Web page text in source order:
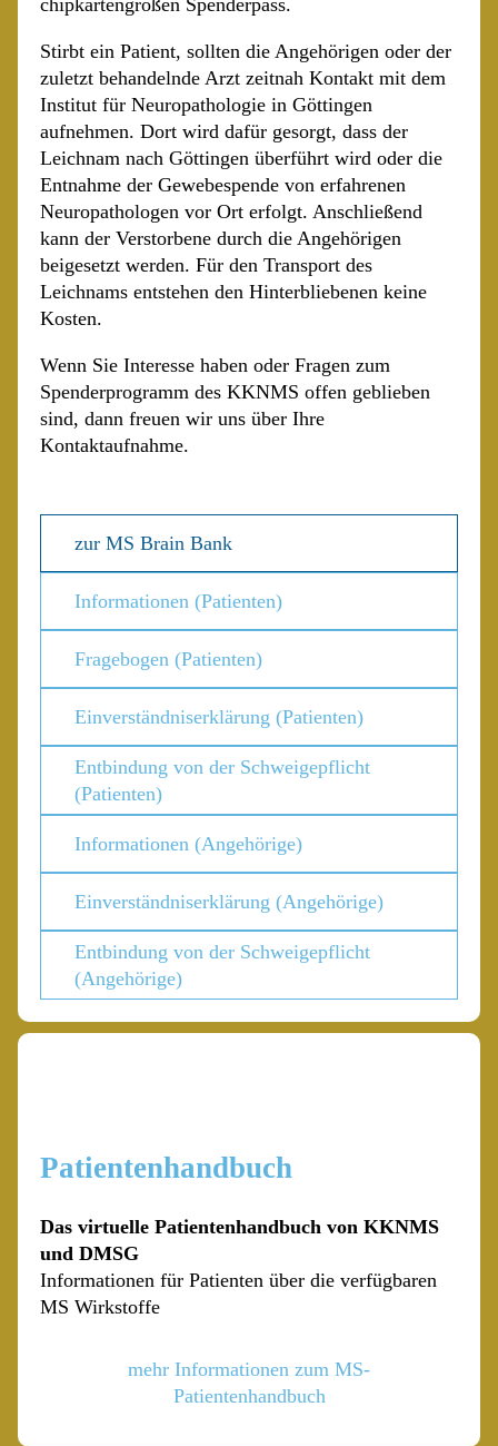
chipkartengroßen Spenderpass.
Stirbt ein Patient, sollten die Angehörigen oder der
zuletzt behandelnde Arzt zeitnah Kontakt mit dem
Institut für Neuropathologie in Göttingen
aufnehmen. Dort wird dafür gesorgt, dass der
Leichnam nach Göttingen überführt wird oder die
Entnahme der Gewebespende von erfahrenen
Neuropathologen vor Ort erfolgt. Anschließend
kann der Verstorbene durch die Angehörigen
beigesetzt werden. Für den Transport des
Leichnams entstehen den Hinterbliebenen keine
Kosten.
Wenn Sie Interesse haben oder Fragen zum
Spenderprogramm des KKNMS offen geblieben
sind, dann freuen wir uns über Ihre
Kontaktaufnahme.
zur MS Brain Bank
Informationen (Patienten)
Fragebogen (Patienten)
Einverständniserklärung (Patienten)
Entbindung von der Schweigepflicht
(Patienten)
Informationen (Angehörige)
Einverständniserklärung (Angehörige)
Entbindung von der Schweigepflicht
(Angehörige)
Patientenhandbuch
Das virtuelle Patientenhandbuch von KKNMS
und DMSG
Informationen für Patienten über die verfügbaren
MS Wirkstoffe
mehr Informationen zum MS-
Patientenhandbuch